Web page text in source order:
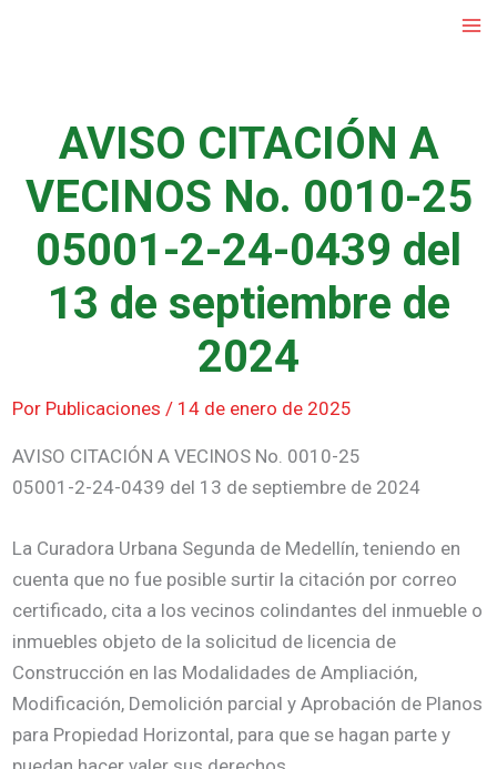
AVISO CITACIÓN A
VECINOS No. 0010-25
05001-2-24-0439 del
13 de septiembre de
2024
Por Publicaciones / 14 de enero de 2025
AVISO CITACIÓN A VECINOS No. 0010-25
05001-2-24-0439 del 13 de septiembre de 2024
La Curadora Urbana Segunda de Medellín, teniendo en
cuenta que no fue posible surtir la citación por correo
certificado, cita a los vecinos colindantes del inmueble o
inmuebles objeto de la solicitud de licencia de
Construcción en las Modalidades de Ampliación,
Modificación, Demolición parcial y Aprobación de Planos
para Propiedad Horizontal, para que se hagan parte y